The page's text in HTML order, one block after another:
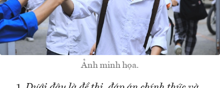
Ảnh minh họa.